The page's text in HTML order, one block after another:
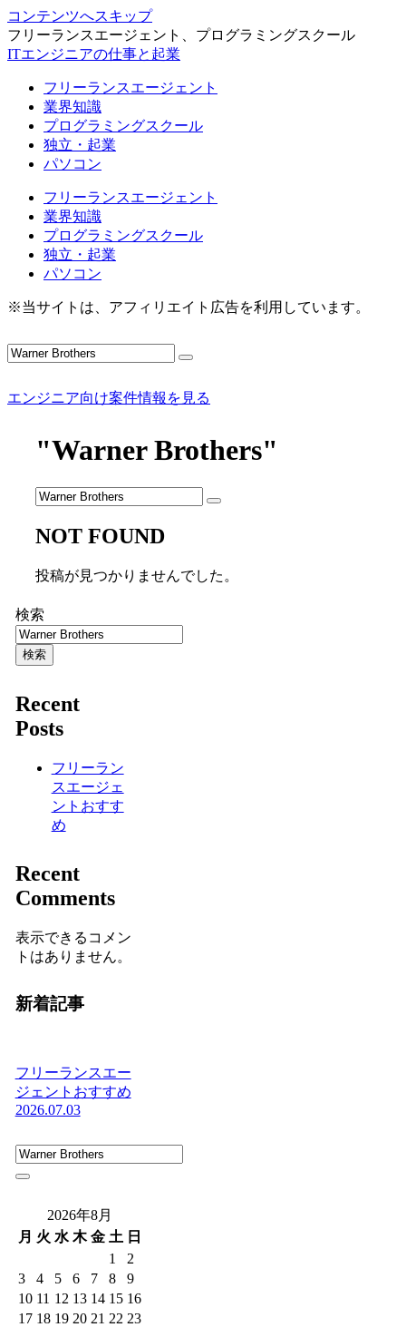
コンテンツへスキップ
フリーランスエージェント、プログラミングスクール
ITエンジニアの仕事と起業
フリーランスエージェント
業界知識
プログラミングスクール
独立・起業
パソコン
フリーランスエージェント
業界知識
プログラミングスクール
独立・起業
パソコン
※当サイトは、アフィリエイト広告を利用しています。
エンジニア向け案件情報を見る
"Warner Brothers"
NOT FOUND
投稿が見つかりませんでした。
検索
検索
Recent
Posts
フリーラン
スエージェ
ントおすす
め
Recent
Comments
表示できるコメン
トはありません。
新着記事
フリーランスエー
ジェントおすすめ
2026.07.03
2026年8月
月 火 水 木 金 土 日
1
2
3
4 5 6 7 8
9
10 11 12 13 14 15 16
17 18 19 20 21 22 23